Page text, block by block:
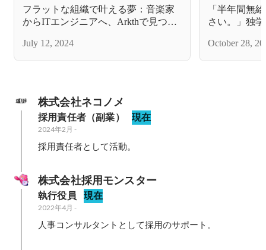
フラットな組織で叶える夢：音楽家
からITエンジニアへ、Arkthで見つけ
July 12, 2024
「半年間無
さい。」独
た訳。
October 28,
株式会社ネコノメ
採用責任者（副業） 現在
2024年2月 -
採用責任者として活動。
株式会社採用モンスター
執行役員 現在
2022年4月 -
人事コンサルタントとして採用のサポート。